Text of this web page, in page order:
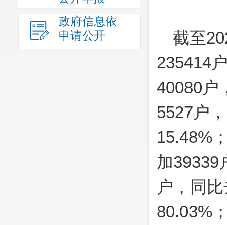
政府信息依
申请公开
截至
235414
40080户
5527户
15.48%
加39339
户，同
80.03%